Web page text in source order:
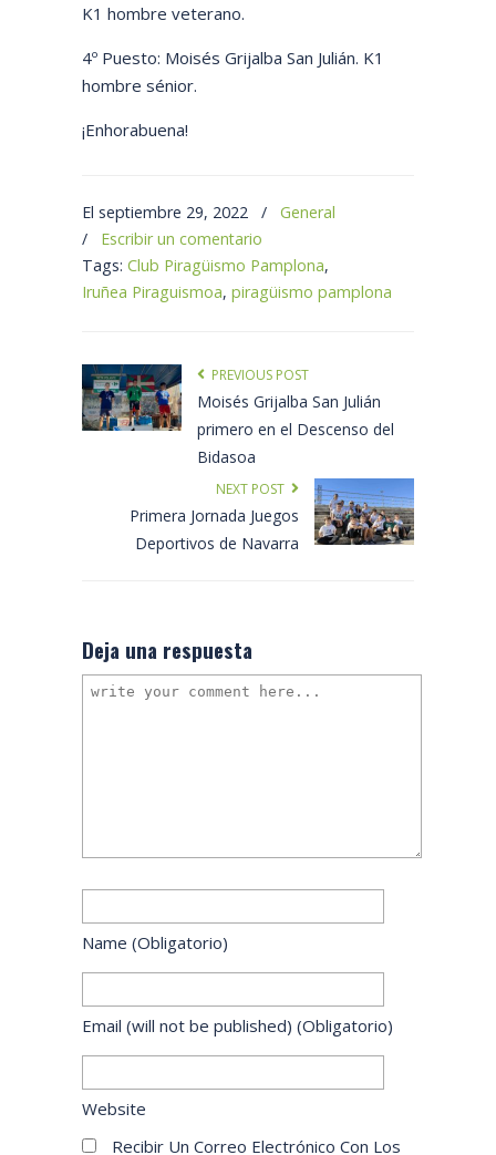
K1 hombre veterano.
4º Puesto: Moisés Grijalba San Julián. K1
hombre sénior.
¡Enhorabuena!
El septiembre 29, 2022 /
General
/ Escribir un comentario
Tags: Club Piragüismo Pamplona,
Iruñea Piraguismoa, piragüismo pamplona
PREVIOUS POST
Moisés Grijalba San Julián
primero en el Descenso del
Bidasoa
NEXT POST
Primera Jornada Juegos
Deportivos de Navarra
Deja una respuesta
Name (obligatorio)
Email (will not be published) (obligatorio)
Website
Recibir Un Correo Electrónico Con Los